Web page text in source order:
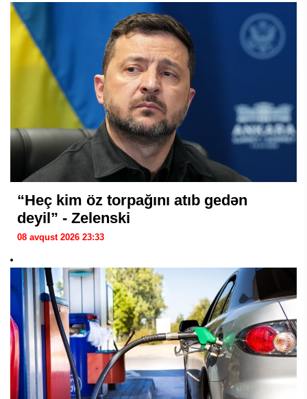
“Heç kim öz torpağını atıb gedən
deyil” - Zelenski
08 avqust 2026 23:33